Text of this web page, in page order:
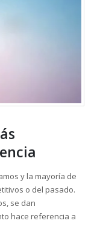
y la mayoría de
o del pasado.
se dan
hace referencia a